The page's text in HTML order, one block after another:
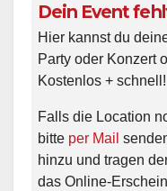
Dein Event
Hier kannst du
Party oder Konzert
Kostenlos + schnell!
Falls die Location
bitte per Mail
hinzu und tragen
das Online-